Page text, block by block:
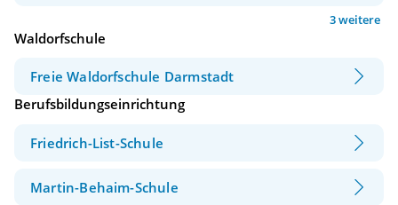
3 weitere
Waldorfschule
Freie Waldorfschule Darmstadt
Berufsbildungseinrichtung
Friedrich-List-Schule
Martin-Behaim-Schule